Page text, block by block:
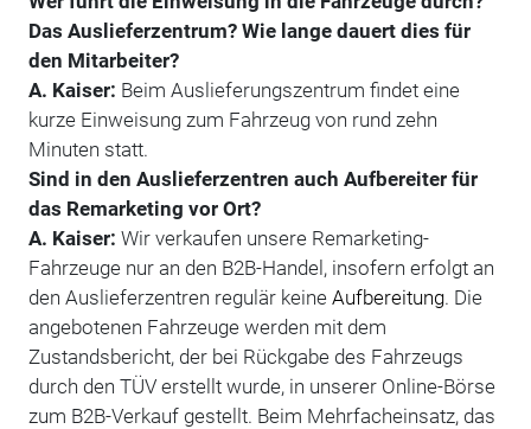
Das Auslieferzentrum? Wie lange dauert dies für
den Mitarbeiter?
A. Kaiser: Beim Auslieferungszentrum findet eine
kurze Einweisung zum Fahrzeug von rund zehn
Minuten statt.
Sind in den Auslieferzentren auch Aufbereiter für
das Remarketing vor Ort?
A. Kaiser: Wir verkaufen unsere Remarketing-
Fahrzeuge nur an den B2B-Handel, insofern erfolgt an
den Auslieferzentren regulär keine Aufbereitung. Die
angebotenen Fahrzeuge werden mit dem
Zustandsbericht, der bei Rückgabe des Fahrzeugs
durch den TÜV erstellt wurde, in unserer Online-Börse
zum B2B-Verkauf gestellt. Beim Mehrfacheinsatz, das